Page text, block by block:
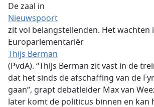
De zaal in
Nieuwspoort
zit vol belangstellenden. Het wachten
Europarlementariër
Thijs Berman
(PvdA). “Thijs Berman zit vast in de
dat het sinds de afschaffing van de
gaan”, grapt debatleider Max van
later komt de politicus binnen en kan